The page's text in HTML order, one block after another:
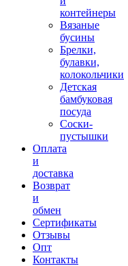
контейнеры
Вязаные
бусины
Брелки,
булавки,
колокольчики
Детская
бамбуковая
посуда
Соски-
пустышки
Оплата
и
доставка
Возврат
и
обмен
Сертификаты
Отзывы
Опт
Контакты